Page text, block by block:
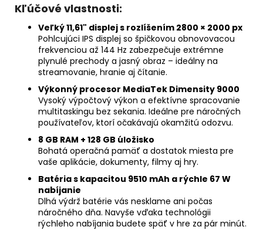
Kľúčové vlastnosti:
Veľký 11,61" displej s rozlíšením 2800 × 2000 px
Pohlcujúci IPS displej so špičkovou obnovovacou
frekvenciou až 144 Hz zabezpečuje extrémne
plynulé prechody a jasný obraz – ideálny na
streamovanie, hranie aj čítanie.
Výkonný procesor MediaTek Dimensity 9000
Vysoký výpočtový výkon a efektívne spracovanie
multitaskingu bez sekania. Ideálne pre náročných
používateľov, ktorí očakávajú okamžitú odozvu.
8 GB RAM + 128 GB úložisko
Bohatá operačná pamäť a dostatok miesta pre
vaše aplikácie, dokumenty, filmy aj hry.
Batéria s kapacitou 9510 mAh a rýchle 67 W
nabíjanie
Dlhá výdrž batérie vás nesklame ani počas
náročného dňa. Navyše vďaka technológii
rýchleho nabíjania budete späť v hre za pár minút.